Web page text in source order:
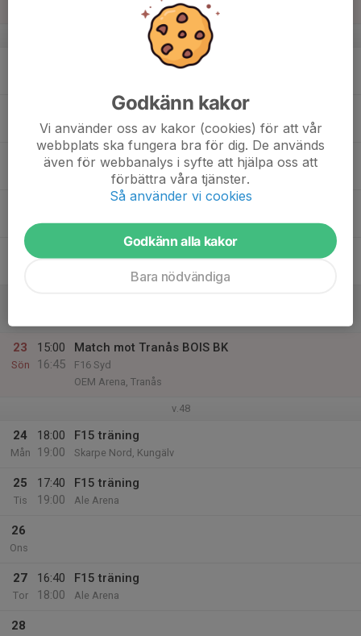
v.47
19:00
F15 träning
Ale Arena
18:00
F15 träning
Ale Arena
21
23
Sön
15:00
16:45
Match mot Tranås BOIS BK
F16 Syd
OEM Arena, Tranås
v.48
24
Mån
18:00
19:00
F15 träning
Skarpe Nord, Kungälv
25
Tis
17:40
19:00
F15 träning
Ale Arena
26
Ons
27
Tor
16:40
18:00
F15 träning
Ale Arena
28
Godkänn kakor
Vi använder oss av kakor (cookies) för att vår
webbplats ska fungera bra för dig. De används
även för webbanalys i syfte att hjälpa oss att
förbättra våra tjänster.
Så använder vi cookies
Godkänn alla kakor
Bara nödvändiga